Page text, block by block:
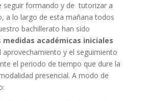
seguir formando y de tutorizar a
a lo largo de esta mañana todos
bachillerato han sido
medidas académicas iniciales
aprovechamiento y el seguimiento
el periodo de tiempo que dure la
presencial. A modo de